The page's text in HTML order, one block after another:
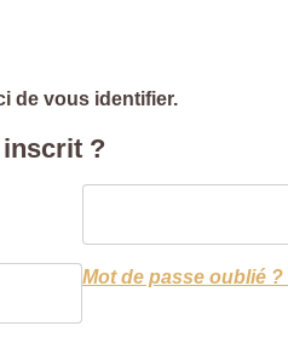
de vous identifier.
inscrit ?
Mot de passe oublié ?